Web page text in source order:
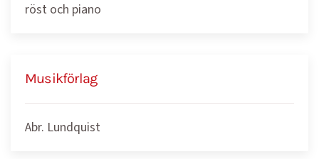
röst och piano
Musikförlag
Abr. Lundquist